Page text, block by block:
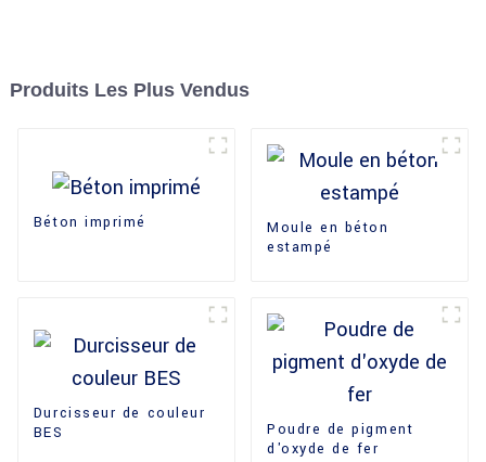
Produits Les Plus Vendus
Béton imprimé
Moule en béton
estampé
Durcisseur de couleur
BES
Poudre de pigment
d'oxyde de fer